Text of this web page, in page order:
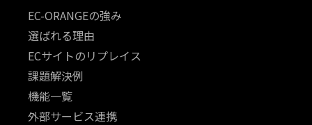
EC-ORANGEの強み
選ばれる理由
ECサイトのリプレイス
課題解決例
機能一覧
外部サービス連携